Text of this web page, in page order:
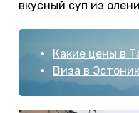
вкусный суп из
Какие цены в
Виза в